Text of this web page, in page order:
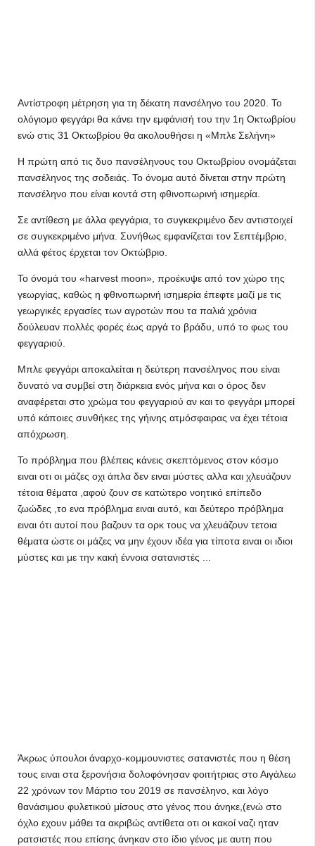
Αντίστροφη μέτρηση για τη δέκατη πανσέληνο του 2020. Το
ολόγιομο φεγγάρι θα κάνει την εμφάνισή του την 1η Οκτωβρίου
ενώ στις 31 Οκτωβρίου θα ακολουθήσει η «Μπλε Σελήνη»
Η πρώτη από τις δυο πανσέληνους του Οκτωβρίου ονομάζεται
πανσέληνος της σοδειάς. Το όνομα αυτό δίνεται στην πρώτη
πανσέληνο που είναι κοντά στη φθινοπωρινή ισημερία.
Σε αντίθεση με άλλα φεγγάρια, το συγκεκριμένο δεν αντιστοιχεί
σε συγκεκριμένο μήνα. Συνήθως εμφανίζεται τον Σεπτέμβριο,
αλλά φέτος έρχεται τον Οκτώβριο.
Το όνομά τoυ «harvest moon», προέκυψε από τον χώρο της
γεωργίας, καθώς η φθινοπωρινή ισημερία έπεφτε μαζί με τις
γεωργικές εργασίες των αγροτών που τα παλιά χρόνια
δούλευαν πολλές φορές έως αργά το βράδυ, υπό το φως του
φεγγαριού.
Μπλε φεγγάρι αποκαλείται η δεύτερη πανσέληνος που είναι
δυνατό να συμβεί στη διάρκεια ενός μήνα και ο όρος δεν
αναφέρεται στο χρώμα του φεγγαριού αν και το φεγγάρι μπορεί
υπό κάποιες συνθήκες της γήινης ατμόσφαιρας να έχει τέτοια
απόχρωση.
To πρόβλημα που βλέπεις κάνεις σκεπτόμενος στον κόσμο
ειναι οτι οι μάζες οχι άπλα δεν ειναι μύστες αλλα και χλευάζουν
τέτοια θέματα ,αφού ζουν σε κατώτερο νοητικό επίπεδο
ζωώδες ,το ενα πρόβλημα ειναι αυτό, και δεύτερο πρόβλημα
ειναι ότι αυτοί που βαζουν τα ορκ τους να χλευάζουν τετοια
θέματα ώστε οι μάζες να μην έχουν ιδέα για τίποτα ειναι οι ιδιοι
μύστες και με την κακή έννοια σατανιστές ...
Άκρως ύπουλοι άναρχο-κομμουνιστες σατανιστές που η θέση
τους ειναι στα ξερονήσια δολοφόνησαν φοιτήτριας στο Αιγάλεω
22 χρόνων τον Μάρτιο του 2019 σε πανσέληνο, και λόγο
θανάσιμου φυλετικού μίσους στο γένος που άνηκε,(ενώ στο
όχλο εχουν μάθει τα ακριβώς αντίθετα οτι οι κακοί ναζι ηταν
ρατσιστές που επίσης άνηκαν στο ίδιο γένος με αυτη που